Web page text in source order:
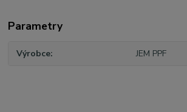
Parametry
Výrobce JEM PPF